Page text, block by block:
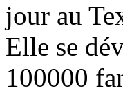
jour au
Elle se
100000